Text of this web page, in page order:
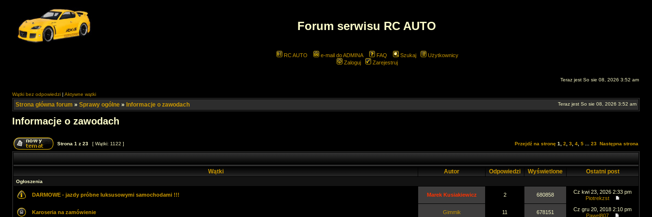
Forum serwisu RC AUTO
RC AUTO e-mail do ADMINA FAQ Szukaj
Użytkownicy
Zaloguj
Zarejestruj
Teraz jest So sie 08, 2026 3:52 am
Wątki bez odpowiedzi | Aktywne wątki
Strona główna forum » Sprawy ogólne » Informacje o zawodach Teraz jest So sie 08, 2026 3:52 am
Informacje o zawodach
Strona 1 z 23 [ Wątki: 1122 ] Przejdź na stronę 1 2 3 4 5 23 Następna strona
Wątki Autor Odpowiedzi Wyświetlone Ostatni post
Ogłoszenia
DARMOWE - jazdy próbne luksusowymi samochodami !!! Marek Kusiakiewicz 2 680858
Cz kwi 23, 2026 2:33 pm
Piotrekzst
Karoseria na zamówienie Gimmik 11 678151
Cz gru 20, 2018 2:10 pm
Pawel807